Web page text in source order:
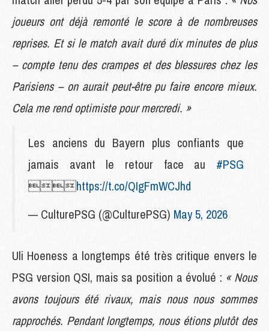
joueurs ont déjà remonté le score à de nombreuses
reprises. Et si le match avait duré dix minutes de plus
– compte tenu des crampes et des blessures chez les
Parisiens – on aurait peut-être pu faire encore mieux.
Cela me rend optimiste pour mercredi. »
Les anciens du Bayern plus confiants que
jamais avant le retour face au #PSG
https://t.co/QIgFmWCJhd
— CulturePSG (@CulturePSG) May 5, 2026
Uli Hoeness a longtemps été très critique envers le
PSG version QSI, mais sa position a évolué : « Nous
avons toujours été rivaux, mais nous nous sommes
rapprochés. Pendant longtemps, nous étions plutôt des